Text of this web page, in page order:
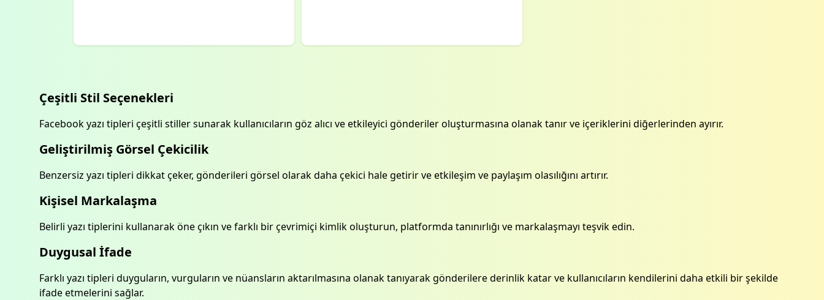
Çeşitli Stil Seçenekleri
Facebook yazı tipleri çeşitli stiller sunarak kullanıcıların göz alıcı ve etkileyici gönderiler oluşturmasına olanak tanır ve içeriklerini diğerlerinden ayırır.
Geliştirilmiş Görsel Çekicilik
Benzersiz yazı tipleri dikkat çeker, gönderileri görsel olarak daha çekici hale getirir ve etkileşim ve paylaşım olasılığını artırır.
Kişisel Markalaşma
Belirli yazı tiplerini kullanarak öne çıkın ve farklı bir çevrimiçi kimlik oluşturun, platformda tanınırlığı ve markalaşmayı teşvik edin.
Duygusal İfade
Farklı yazı tipleri duyguların, vurguların ve nüansların aktarılmasına olanak tanıyarak gönderilere derinlik katar ve kullanıcıların kendilerini daha etkili bir şekilde
ifade etmelerini sağlar.